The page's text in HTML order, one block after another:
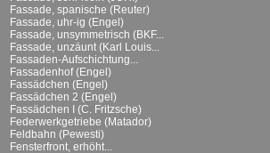
Fassade, spanische (Reuter)
Fassade, uhr-ig (Engel)
Fassade, unsymmetrisch (BKF...
Fassade, unzäunt (Karl Louis...
Fassaden-Aufschichtung...
Fassadenhof (Engel)
Fassädchen (Engel)
Fassädchen 2 (Engel)
Fassädchen I (C. Fritzsche)
Federwerkgetriebe (Matador)
Feldbahn (Pewesti)
Fensterfront, erhöht...